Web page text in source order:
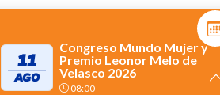
11
AGO
Congreso Mundo Mujer y
Premio Leonor Melo de
Velasco 2026
08:00